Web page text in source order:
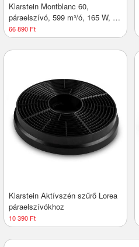
Klarstein Montblanc 60,
páraelszívó, 599 m³/ó, 165 W, 2
x 1,5 W LED, díszléc
66 890 Ft
Klarstein Aktívszén szűrő Lorea
páraelszívókhoz
10 390 Ft